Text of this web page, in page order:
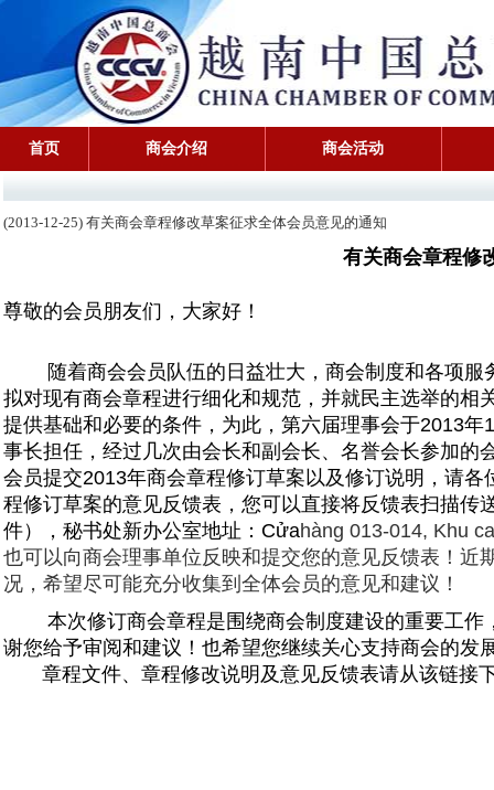
首页 商会介绍 商会活动
(2013-12-25) 有关商会章程修改草案征求全体会员意见的通知
有关商会章程修
尊敬的会员朋友们，大家好！
随着商会会员队伍的日益壮大， 商会制度和各项服
拟对现有商会章程进行细化和规范， 并就民主选举的相
提供基础和必要的条件，为此， 第六届理事会于2013年
事长担任， 经过几次由会长和副会长、 名誉会长参加的
会员提交2013年商会章程修订草案以及修订说明， 请各
程修订草案的意见反馈表， 您可以直接将反馈表扫描传
件）， 秘书处新办公室地址：Cửahàng 013-014, Khu
也可以向商会理事单位反映和提交您的意见反馈表！ 近
况， 希望尽可能充分收集到全体会员的意见和建议！
本次修订商会章程是围绕商会制度建设的重要工作
谢您给予审阅和建议！也希望您继续关心支持商会的发
章程文件、章程修改说明及意见反馈表请从该链接